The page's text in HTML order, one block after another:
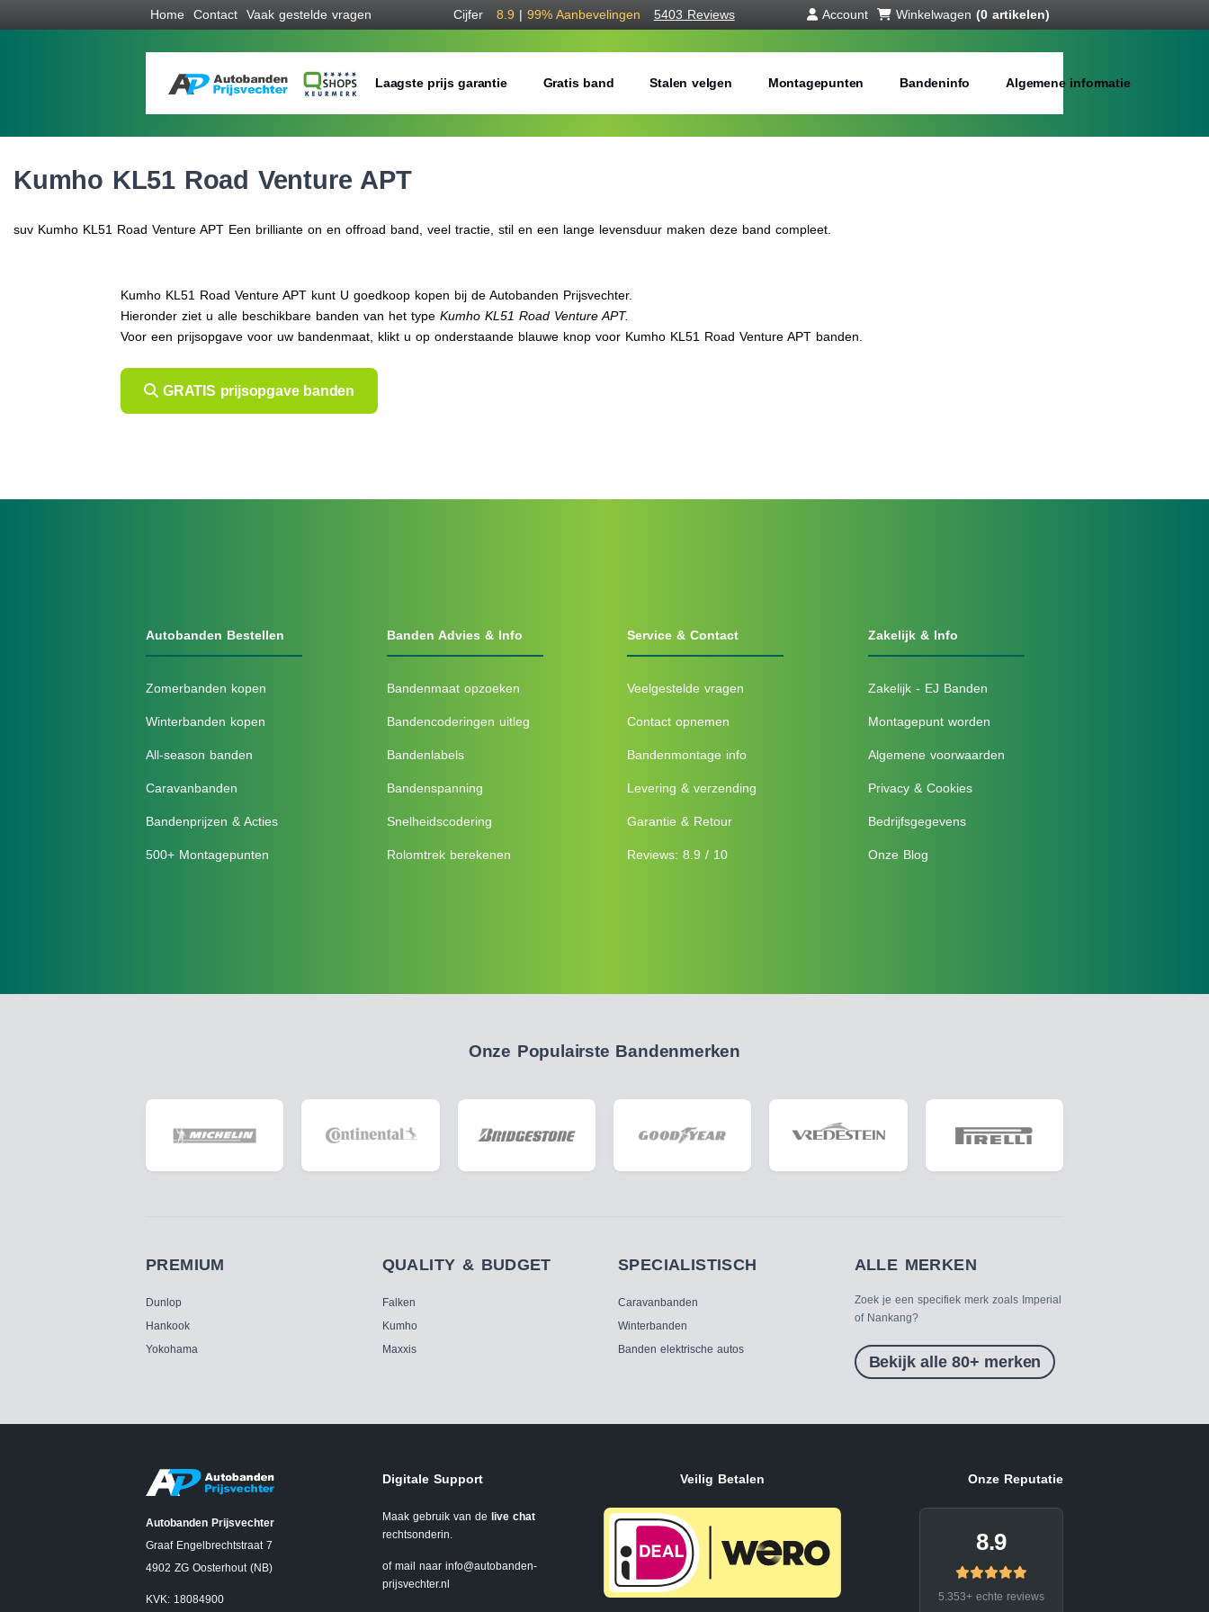
Home Contact Vaak gestelde vragen Cijfer 8.9 | 99% Aanbevelingen 5403 Reviews Account Winkelwagen (0 artikelen)
Laagste prijs garantie Gratis band Stalen velgen Montagepunten Bandeninfo Algemene informatie
Kumho KL51 Road Venture APT
suv Kumho KL51 Road Venture APT Een brilliante on en offroad band, veel tractie, stil en een lange levensduur maken deze band compleet.
Kumho KL51 Road Venture APT kunt U goedkoop kopen bij de Autobanden Prijsvechter.
Hieronder ziet u alle beschikbare banden van het typeKumho KL51 Road Venture APT.
Voor een prijsopgave voor uw bandenmaat, klikt u op onderstaande blauwe knop voor Kumho KL51 Road Venture APT banden.
GRATIS prijsopgave banden
Autobanden Bestellen
Zomerbanden kopen
Winterbanden kopen
All-season banden
Caravanbanden
Bandenprijzen & Acties
500+ Montagepunten
Banden Advies & Info
Bandenmaat opzoeken
Bandencoderingen uitleg
Bandenlabels
Bandenspanning
Snelheidscodering
Rolomtrek berekenen
Service & Contact
Veelgestelde vragen
Contact opnemen
Bandenmontage info
Levering & verzending
Garantie & Retour
Reviews: 8.9 / 10
Zakelijk & Info
Zakelijk - EJ Banden
Montagepunt worden
Algemene voorwaarden
Privacy & Cookies
Bedrijfsgegevens
Onze Blog
Onze Populairste Bandenmerken
PREMIUM
Dunlop
Hankook
Yokohama
QUALITY & BUDGET
Falken
Kumho
Maxxis
SPECIALISTISCH
Caravanbanden
Winterbanden
Banden elektrische autos
ALLE MERKEN
Zoek je een specifiek merk zoals Imperial
of Nankang?
Bekijk alle 80+ merken
Autobanden Prijsvechter
Graaf Engelbrechtstraat 7
4902 ZG Oosterhout (NB)
KVK: 18084900
Digitale Support
Maak gebruik van de live chat
rechtsonderin.
of mail naar info@autobanden-
prijsvechter.nl
Veilig Betalen Onze Reputatie
8.9
5.353+ echte reviews